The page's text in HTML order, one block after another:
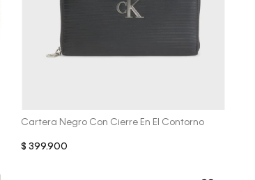
Cartera Negro Con Cierre En El Contorno
$ 399.900